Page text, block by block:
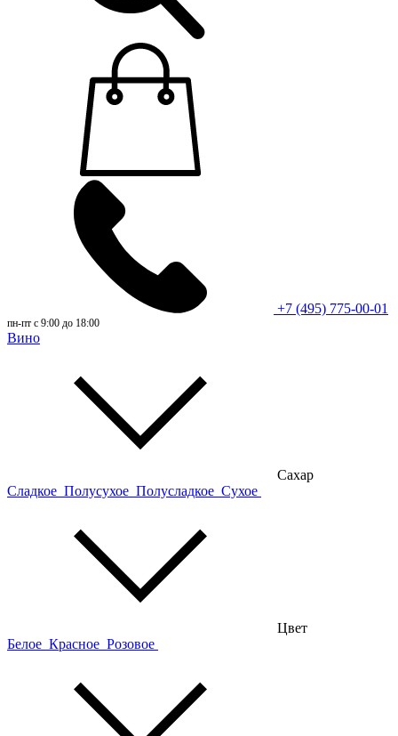
+7 (495) 775-00-01
пн-пт с 9:00 до 18:00
Вино
Сахар
Сладкое Полусухое Полусладкое Сухое
Цвет
Белое Красное Розовое